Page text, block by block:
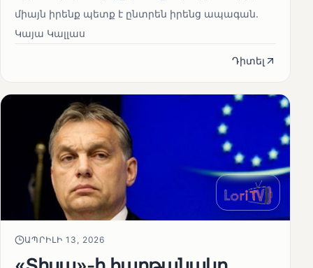
միայն իրենք պետք է ընտրեն իրենց ապագան.
Կայա Կալլաս
Դիտել
ԱՊՐԻԼԻ 13, 2026